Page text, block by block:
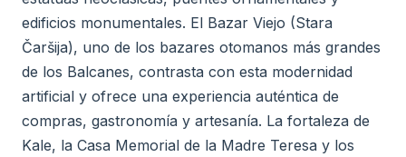
edificios monumentales. El Bazar Viejo (Stara
Čaršija), uno de los bazares otomanos más grandes
de los Balcanes, contrasta con esta modernidad
artificial y ofrece una experiencia auténtica de
compras, gastronomía y artesanía. La fortaleza de
Kale, la Casa Memorial de la Madre Teresa y los